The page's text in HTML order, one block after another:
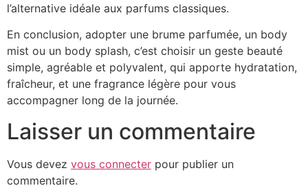
l’alternative idéale aux parfums classiques.
En conclusion, adopter une brume parfumée, un body
mist ou un body splash, c’est choisir un geste beauté
simple, agréable et polyvalent, qui apporte hydratation,
fraîcheur, et une fragrance légère pour vous
accompagner long de la journée.
Laisser un commentaire
Vous devez vous connecter pour publier un
commentaire.